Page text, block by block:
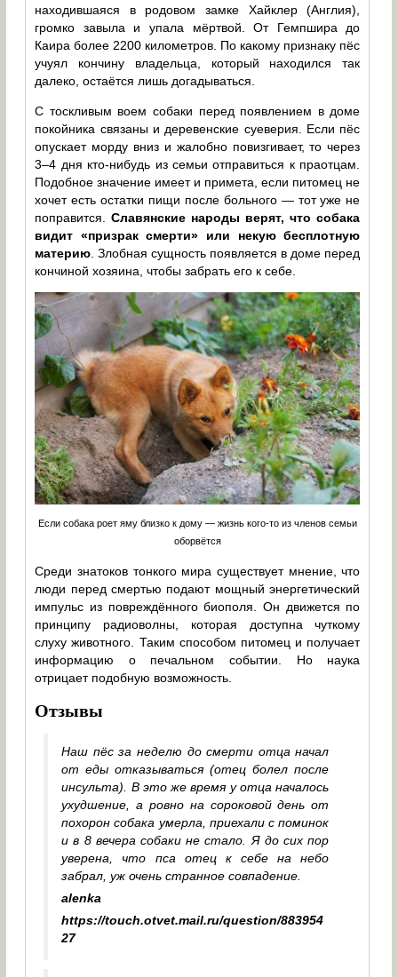
находившаяся в родовом замке Хайклер (Англия),
громко завыла и упала мёртвой. От Гемпшира до
Каира более 2200 километров. По какому признаку пёс
учуял кончину владельца, который находился так
далеко, остаётся лишь догадываться.
С тоскливым воем собаки перед появлением в доме
покойника связаны и деревенские суеверия. Если пёс
опускает морду вниз и жалобно повизгивает, то через
3–4 дня кто-нибудь из семьи отправиться к праотцам.
Подобное значение имеет и примета, если питомец не
хочет есть остатки пищи после больного — тот уже не
поправится.Славянские народы верят, что собака
видит «призрак смерти» или некую бесплотную
материю . Злобная сущность появляется в доме перед
кончиной хозяина, чтобы забрать его к себе.
Если собака роет яму близко к дому — жизнь кого-то из членов семьи
оборвётся
Среди знатоков тонкого мира существует мнение, что
люди перед смертью подают мощный энергетический
импульс из повреждённого биополя. Он движется по
принципу радиоволны, которая доступна чуткому
слуху животного. Таким способом питомец и получает
информацию о печальном событии. Но наука
отрицает подобную возможность.
Отзывы
Наш пёс за неделю до смерти отца начал
от еды отказываться (отец болел после
инсульта). В это же время у отца началось
ухудшение, а ровно на сороковой день от
похорон собака умерла, приехали с поминок
и в 8 вечера собаки не стало. Я до сих пор
уверена, что пса отец к себе на небо
забрал, уж очень странное совпадение.
alenka
https://touch.otvet.mail.ru/question/883954
27